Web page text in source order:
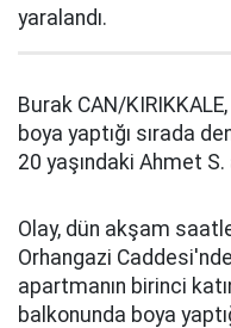
yaralandı.
Burak CAN/
boya yaptığı sırada
20 yaşındaki Ahmet S.
Olay, dün akşam
Orhangazi
apartmanın birinci
balkonunda boya